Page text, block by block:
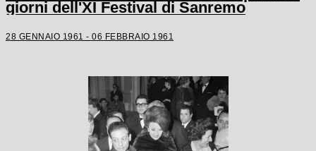
giorni dell'XI Festival di Sanremo
28 GENNAIO 1961 - 06 FEBBRAIO 1961